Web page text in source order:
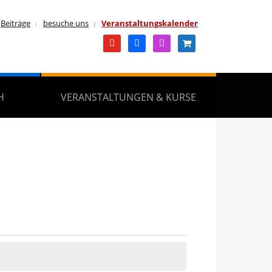
Beiträge besuche uns Veranstaltungskalender
youtubefacebookinstagramshopping-
VERANSTALTUNGEN & KURSE